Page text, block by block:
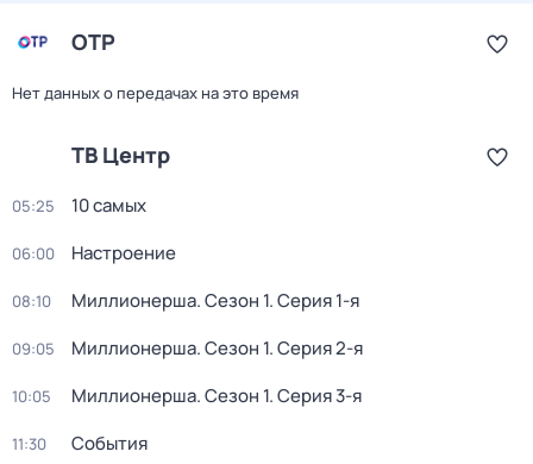
ОТР
Нет данных о передачах на это время
ТВ Центр
05:25 10 самых
06:00 Настроение
08:10 Миллионерша. Сезон 1. Серия 1-я
09:05 Миллионерша. Сезон 1. Серия 2-я
10:05 Миллионерша. Сезон 1. Серия 3-я
11:30 События